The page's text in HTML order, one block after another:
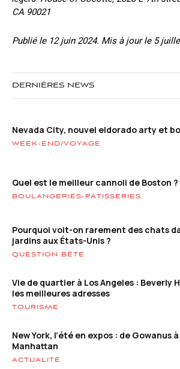
CA 90021
Publié le 12 juin 2024. Mis à jour le 5
DERNIÈRES NEWS
Nevada City, nouvel eldorado arty et
WEEK-END/VOYAGE
Quel est le meilleur cannoli de Boston ?
BOULANGERIES-PÂTISSERIES
Pourquoi voit-on rarement des chats
jardins aux États-Unis ?
QUESTION BÊTE
Vie de quartier à Los Angeles : Beverly
les meilleures adresses
TOURISME
New York, l’été en expos : de Gowanus à
Manhattan
ACTUALITÉ